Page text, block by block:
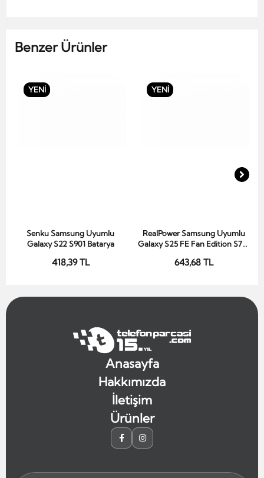
Benzer Ürünler
YENİ
Sepete Ekle
Senku Samsung Uyumlu
Galaxy S22 S901 Batarya
418,39 TL
YENİ
Sepete Ekle
RealPower Samsung Uyumlu
Galaxy S25 FE Fan Edition S731
Ömürlü Pil
643,68 TL
Anasayfa
Hakkımızda
İletişim
Ürünler